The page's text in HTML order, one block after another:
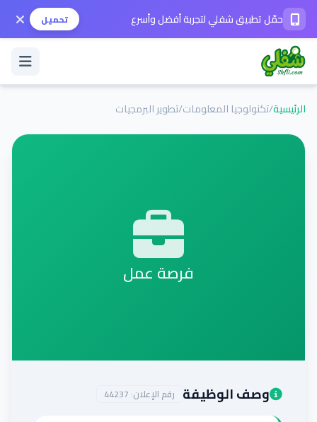
حمّل تطبيق شفلي لتجربة أفضل وأسرع تحميل
تسجيل الدخول / حساب جديدالرئيسية/تكنولوجيا المعلومات/تطوير البرمجيات
فرصة عمل
وصف الوظيفة رقم الإعلان: 44237